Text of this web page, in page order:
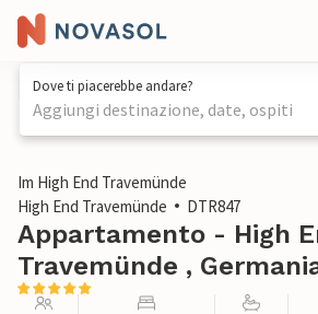
Dove ti piacerebbe andare?
Aggiungi destinazione, date, ospiti
1 / 30
Im High End Travemünde
High End Travemünde
DTR847
Appartamento - High
Travemünde ,